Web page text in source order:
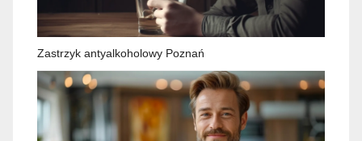
Zastrzyk antyalkoholowy Poznań